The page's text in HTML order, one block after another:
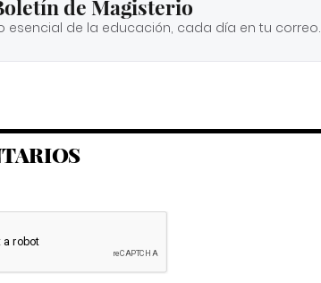
de Magisterio
esencial de la educación, cada día en tu correo.